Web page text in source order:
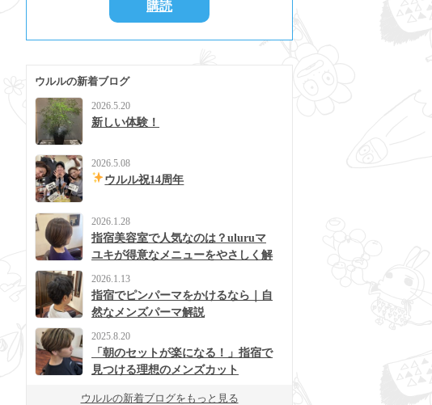
ウルルの新着ブログ
2026.5.20
新しい体験！
2026.5.08
ウルル祝14周年
2026.1.28
指宿美容室で人気なのは？uluruマ
ユキが得意なメニューをやさしく解
2026.1.13
指宿でピンパーマをかけるなら｜自
然なメンズパーマ解説
2025.8.20
「朝のセットが楽になる！」指宿で
見つける理想のメンズカット
ウルルの新着ブログをもっと見る